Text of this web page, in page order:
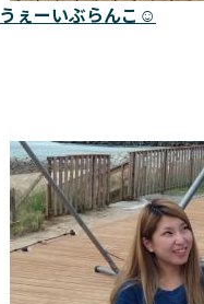
うぇーいぶらんこ☺️